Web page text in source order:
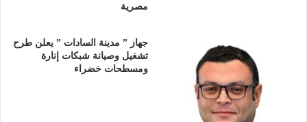
مصرية
جهاز ” مدينة السادات ” يعلن طرح
تشغيل وصيانة شبكات إنارة
ومسطحات خضراء